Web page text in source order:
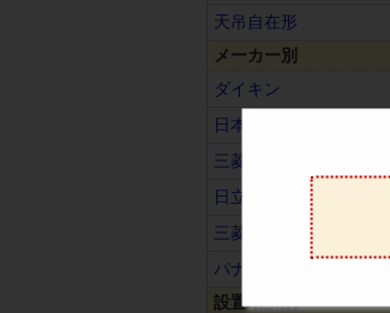
天吊自在形
メーカー別
ダイキン
日本キヤリア（旧東芝）
三菱電機
日立
三菱重工
パナソニック
設置場所別